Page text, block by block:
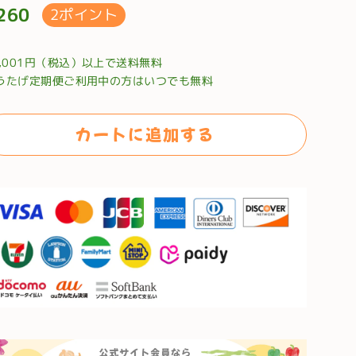
2ポイント
円（税込）以上で送料無料
げ定期便ご利用中の方はいつでも無料
カートに追加する